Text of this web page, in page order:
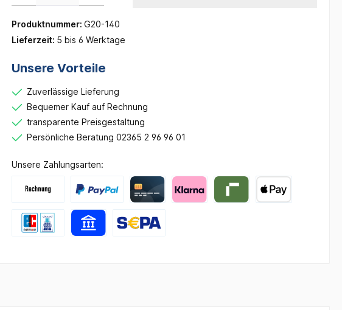
Produktnummer: G20-140
Lieferzeit: 5 bis 6 Werktage
Unsere Vorteile
Zuverlässige Lieferung
Bequemer Kauf auf Rechnung
transparente Preisgestaltung
Persönliche Beratung 02365 2 96 96 01
Unsere Zahlungsarten: